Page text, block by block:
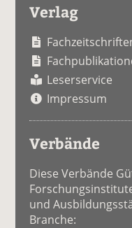
Verlag
Leserservice
Impressum
Verbände
Diese Verbände
und
Branche: